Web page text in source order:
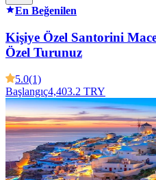
En Beğenilen
Kişiye Özel Santorini
Özel Turunuz
5.0(1)
Başlangıç4,403.2 TRY